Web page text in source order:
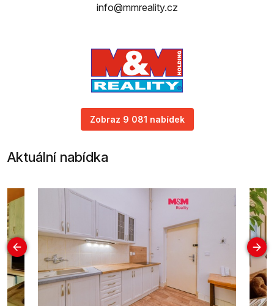
info@mmreality.cz
Zobraz 9 081 nabídek
Aktuální nabídka